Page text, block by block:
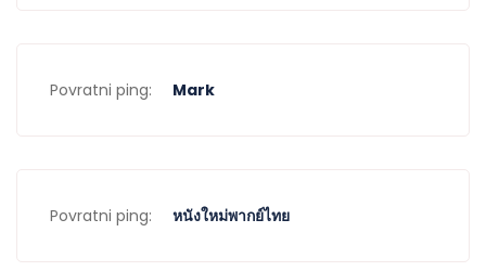
Povratni ping: Mark
Povratni ping: หนังใหม่พากย์ไทย